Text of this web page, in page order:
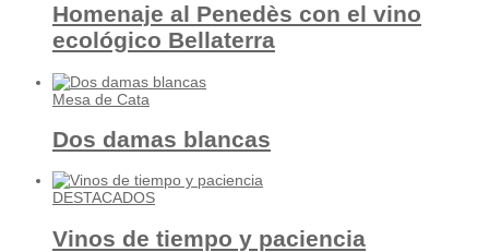
Homenaje al Penedès con el vino
ecológico Bellaterra
Mesa de Cata
Dos damas blancas
DESTACADOS
Vinos de tiempo y paciencia